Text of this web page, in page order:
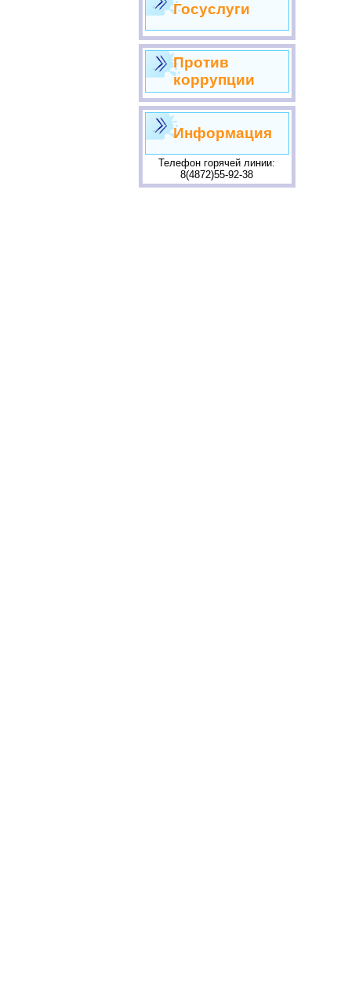
Госуслуги
Против
коррупции
Информация
Телефон горячей линии:
8(4872)55-92-38